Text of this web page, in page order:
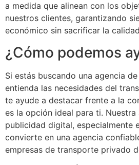
a medida que alinean con los
nuestros clientes, garantizando
económico sin sacrificar la
¿Cómo podemos
Si estás buscando una agencia
entienda las necesidades del
te ayude a destacar frente a la
es la opción ideal para ti.
publicidad digital, especialmente
convierte en una agencia
empresas de transporte privado